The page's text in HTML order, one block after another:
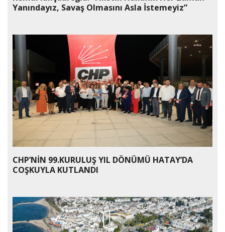
Yanındayız, Savaş Olmasını Asla İstemeyiz”
CHP’NİN 99.KURULUŞ YIL DÖNÜMÜ HATAY’DA
COŞKUYLA KUTLANDI